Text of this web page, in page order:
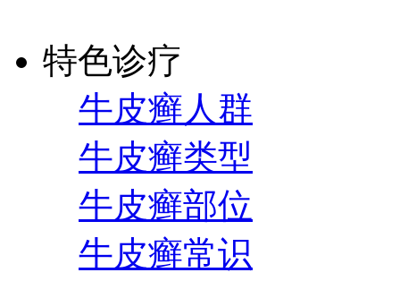
特色诊疗
牛皮癣人群
牛皮癣类型
牛皮癣部位
牛皮癣常识